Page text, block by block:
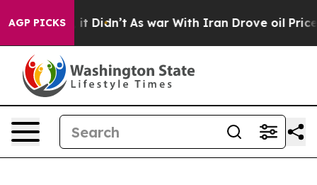
AGP PICKS
Well, it Didn’t As war With Iran Drove oil Prices